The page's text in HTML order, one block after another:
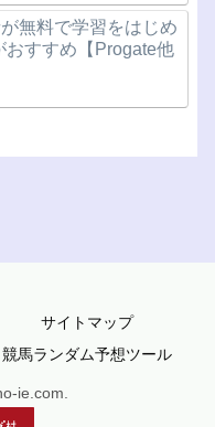
無料で学習をはじめ
おすすめ【Progate他
サイトマップ
競馬ランダム予想ツール
ie.com.